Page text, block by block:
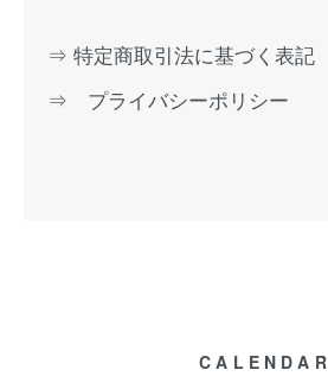
⇒ 特定商取引法に基づく表記
⇒ プライバシーポリシー
CALENDAR